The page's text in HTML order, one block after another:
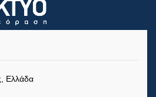
Ελλάδα